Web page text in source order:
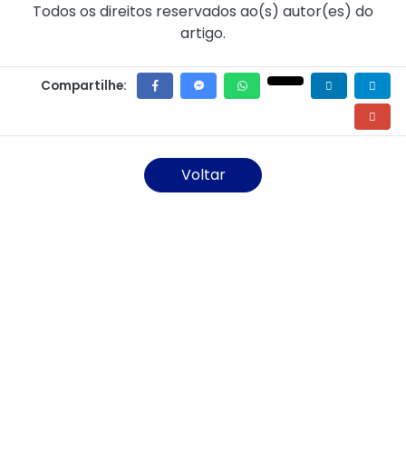
Todos os direitos reservados ao(s) autor(es) do
artigo.
Compartilhe:
Voltar